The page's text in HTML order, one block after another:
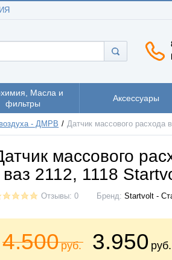
Масла и
фильтры
Аксессуары
- ДМРВ Датчик массового расхода
массового
ваз 2112, 1118
Отзывы: 0 Бренд: Startvolt -
4.500руб. 3.950 руб.